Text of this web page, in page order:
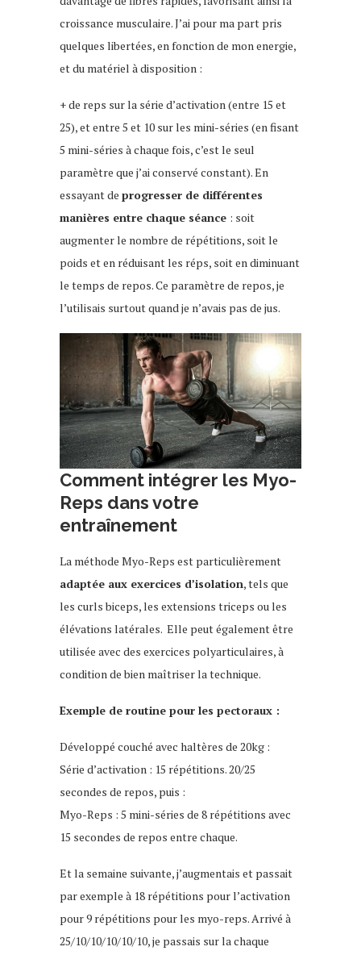
croissance musculaire. J’ai pour ma part pris
quelques libertées, en fonction de mon energie,
et du matériel à disposition :
+ de reps sur la série d’activation (entre 15 et
25), et entre 5 et 10 sur les mini-séries (en fisant
5 mini-séries à chaque fois, c’est le seul
paramètre que j’ai conservé constant). En
essayant de progresser de différentes
manières entre chaque séance : soit
augmenter le nombre de répétitions, soit le
poids et en réduisant les réps, soit en diminuant
le temps de repos. Ce paramètre de repos, je
l’utilisais surtout quand je n’avais pas de jus.
Comment intégrer les Myo-
Reps dans votre
entraînement
La méthode Myo-Reps est particulièrement
adaptée aux exercices d’isolation, tels que
les curls biceps, les extensions triceps ou les
élévations latérales. Elle peut également être
utilisée avec des exercices polyarticulaires, à
condition de bien maîtriser la technique.
Exemple de routine pour les pectoraux :
Développé couché avec haltères de 20kg :
Série d’activation : 15 répétitions. 20/25
secondes de repos, puis :
Myo-Reps : 5 mini-séries de 8 répétitions avec
15 secondes de repos entre chaque.
Et la semaine suivante, j’augmentais et passait
par exemple à 18 répétitions pour l’activation
pour 9 répétitions pour les myo-reps. Arrivé à
25/10/10/10/10/10, je passais sur la chaque